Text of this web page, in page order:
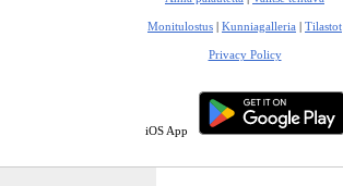
Monitulostus | Kunniagalleria | Tilastot
Privacy Policy
iOS App